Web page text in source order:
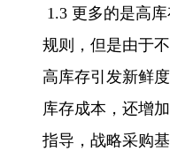
1.3 更多的是高
规则，但是由于
高库存引发新鲜
库存成本，还增
指导，战略采购